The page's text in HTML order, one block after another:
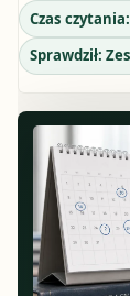
Czas czytania:
Sprawdził: